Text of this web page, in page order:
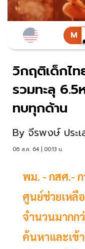
วิกฤติเด็กไ
รวมทะลุ
ทบทุกด้าน
By จีรพงษ์ ประ
06 ส.ค. 64 | 00:13 น.
พม. - กสศ.-
ศูนย์ช่วยเหลื
จำนวนมากก
ค้นหาและเข้